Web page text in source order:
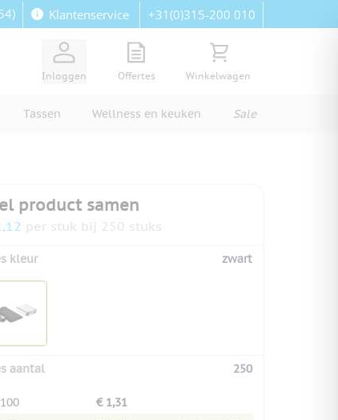
Klantenservice +31(0)315-200 010
Inloggen
View quote, Quote is empty
Offertes
Bekijk winkelwagen,
Winkelwagen
Tassen Wellness en keuken Sale
product samen
per stuk bij 250 stuks
kleur zwart
aantal 250
100
€ 1,31